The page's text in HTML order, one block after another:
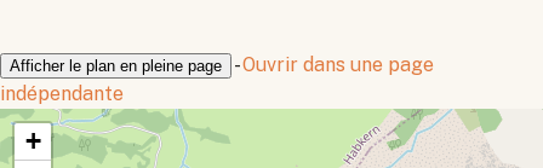
Afficher le plan en pleine page -Ouvrir dans une page
indépendante